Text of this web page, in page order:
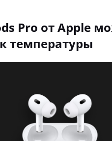
Pro от Apple
температуры